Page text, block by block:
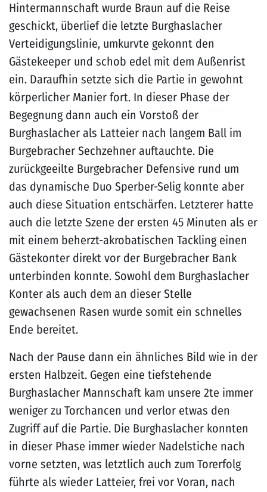
Hintermannschaft wurde Braun auf die Reise
geschickt, überlief die letzte Burghaslacher
Verteidigungslinie, umkurvte gekonnt den
Gästekeeper und schob edel mit dem Außenrist
ein. Daraufhin setzte sich die Partie in gewohnt
körperlicher Manier fort. In dieser Phase der
Begegnung dann auch ein Vorstoß der
Burghaslacher als Latteier nach langem Ball im
Burgebracher Sechzehner auftauchte. Die
zurückgeeilte Burgebracher Defensive rund um
das dynamische Duo Sperber-Selig konnte aber
auch diese Situation entschärfen. Letzterer hatte
auch die letzte Szene der ersten 45 Minuten als er
mit einem beherzt-akrobatischen Tackling einen
Gästekonter direkt vor der Burgebracher Bank
unterbinden konnte. Sowohl dem Burghaslacher
Konter als auch dem an dieser Stelle
gewachsenen Rasen wurde somit ein schnelles
Ende bereitet.
Nach der Pause dann ein ähnliches Bild wie in der
ersten Halbzeit. Gegen eine tiefstehende
Burghaslacher Mannschaft kam unsere 2te immer
weniger zu Torchancen und verlor etwas den
Zugriff auf die Partie. Die Burghaslacher konnten
in dieser Phase immer wieder Nadelstiche nach
vorne setzten, was letztlich auch zum Torerfolg
führte als wieder Latteier, frei vor Voran, nach